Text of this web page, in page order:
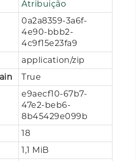
Atribuição
0a2a8359-3a6f-
4e90-bbb2-
4c9f15e23fa9
application/zip
True
e9aecf10-67b7-
47e2-beb6-
8b45429e099b
18
1,1 MiB